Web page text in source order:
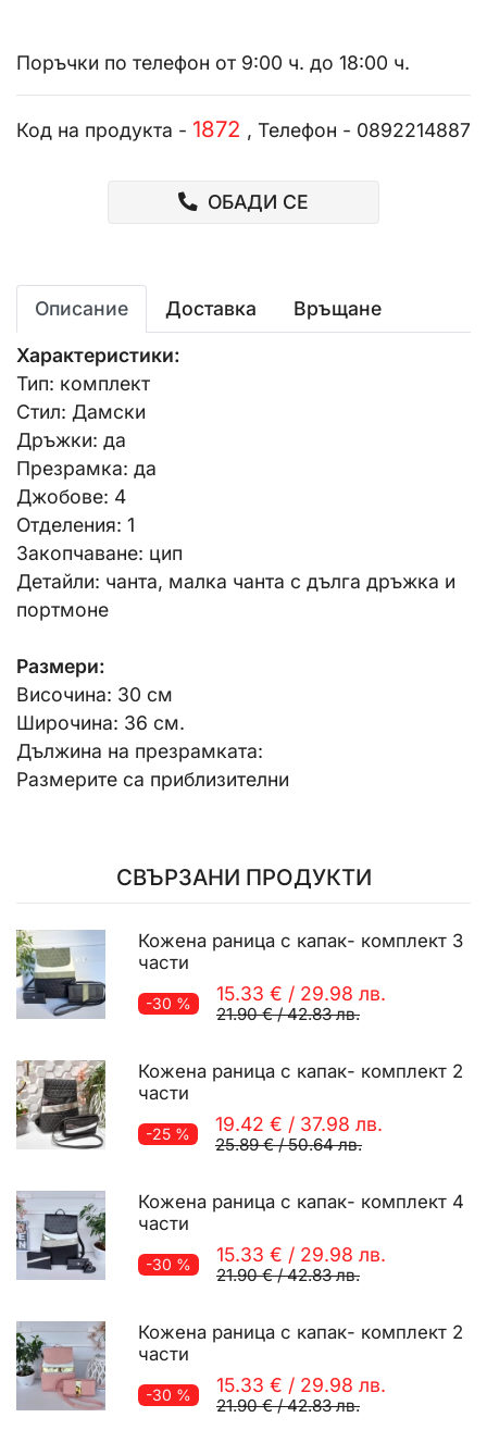
Поръчки по телефон от 9:00 ч. до 18:00 ч.
Код на продукта - 1872 , Телефон - 0892214887
ОБАДИ СЕ
Описание Доставка Връщане
Характеристики:
Тип: комплект
Стил: Дамски
Дръжки: да
Презрамка: да
Джобове: 4
Отделения: 1
Закопчаване: цип
Детайли: чанта, малка чанта с дълга дръжка и
портмоне
Размери:
Височина: 30 см
Широчина: 36 см.
Дължина на презрамката:
Размерите са приблизителни
СВЪРЗАНИ ПРОДУКТИ
Кожена раница с капак- комплект 3
части
-30 % 15.33 € / 29.98 лв.
21.90 €/42.83 лв.
Кожена раница с капак- комплект 2
части
-25 % 19.42 € / 37.98 лв.
25.89 €/50.64 лв.
Кожена раница с капак- комплект 4
части
-30 % 15.33 € / 29.98 лв.
21.90 €/42.83 лв.
Кожена раница с капак- комплект 2
части
-30 % 15.33 € / 29.98 лв.
21.90 €/42.83 лв.